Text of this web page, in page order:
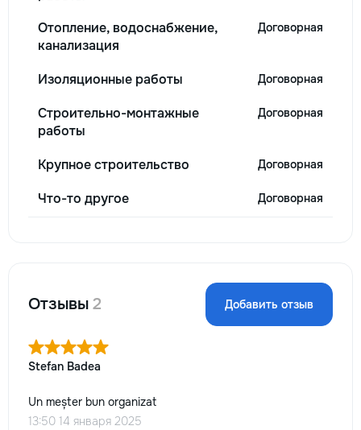
Отопление, водоснабжение,
канализация
Договорная
Изоляционные работы Договорная
Строительно-монтажные
работы
Договорная
Крупное строительство Договорная
Что-то другое Договорная
Отзывы 2 Добавить отзыв
Stefan Badea
Un meșter bun organizat
13:50 14 января 2025